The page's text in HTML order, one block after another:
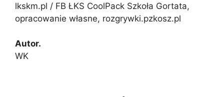
lkskm.pl / FB ŁKS CoolPack Szkoła Gortata,
opracowanie własne, rozgrywki.pzkosz.pl
Autor.
WK